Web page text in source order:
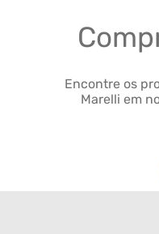
Encontre os
Marelli em